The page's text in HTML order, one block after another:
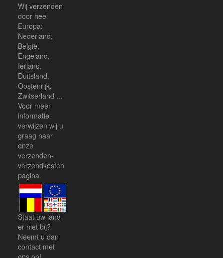
Wij verzenden
door heel
Europa:
Nederland,
België,
Engeland,
Ierland,
Duitsland,
Oostenrijk,
Zwitserland ...
Voor meer
informatie
verwijzen wij u
graag naar
onze
verzenden-
verzendkosten
pagina.
Staat uw land
er niet bij?
Neemt u dan
contact met